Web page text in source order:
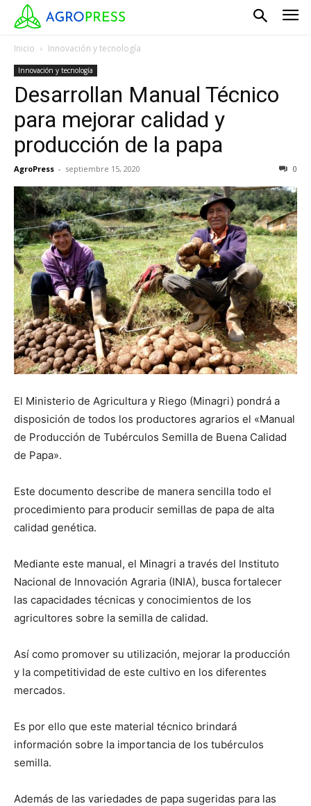
Inicio Innovación y tecnología
Innovación y tecnología
Desarrollan Manual Técnico
para mejorar calidad y
producción de la papa
AgroPress - septiembre 15, 2020 0
El Ministerio de Agricultura y Riego (Minagri) pondrá a
disposición de todos los productores agrarios el «Manual
de Producción de Tubérculos Semilla de Buena Calidad
de Papa».
Este documento describe de manera sencilla todo el
procedimiento para producir semillas de papa de alta
calidad genética.
Mediante este manual, el Minagri a través del Instituto
Nacional de Innovación Agraria (INIA), busca fortalecer
las capacidades técnicas y conocimientos de los
agricultores sobre la semilla de calidad.
Así como promover su utilización, mejorar la producción
y la competitividad de este cultivo en los diferentes
mercados.
Es por ello que este material técnico brindará
información sobre la importancia de los tubérculos
semilla.
Además de las variedades de papa sugeridas para las